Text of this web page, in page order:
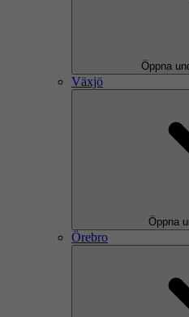
Öppna
Växjö
Öppna
Örebro